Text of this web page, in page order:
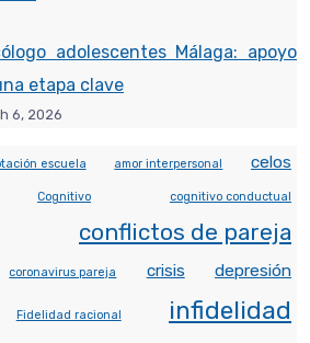
adolescentes Málaga: apoyo
etapa clave
6, 2026
escuela amor interpersonal celos
Cognitivo cognitivo conductual
conflictos de pareja
coronavirus pareja crisis depresión
Fidelidad racional infidelidad